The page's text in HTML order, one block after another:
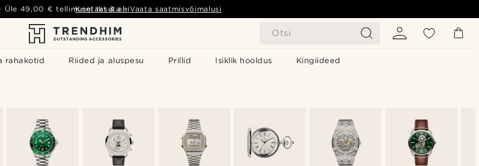
Otsi
rahakotid Riided ja aluspesu Prillid Isiklik hooldus Kingiideed
Üle 49,00 € tellimusel tasuta- Vaata saatmisvõimalusi
Kontakt & abi